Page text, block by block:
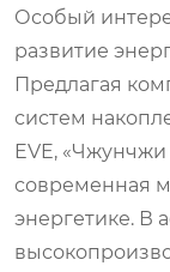
Особый
развитие
Предлагая
систем
EVE,
современная
энергетике. В